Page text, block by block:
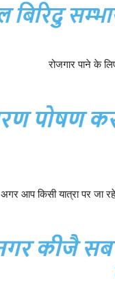
रोजगार पाने के
अगर आप किसी यात्रा पर जा रहे